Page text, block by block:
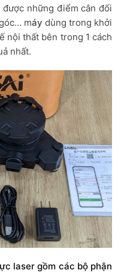
những điểm cân đối
máy dùng trong khởi
nội thất bên trong 1 cách
nhất.
laser gồm các bộ phận